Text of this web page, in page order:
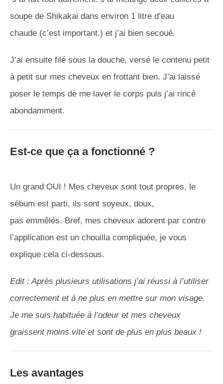
soupe de Shikakai dans environ 1 litre d’eau
chaude (c’est important.) et j’ai bien secoué.
J’ai ensuite filé sous la douche, versé le contenu petit
à petit sur mes cheveux en frottant bien. J’ai laissé
poser le temps de me laver le corps puis j’ai rincé
abondamment.
Est-ce que ça a fonctionné ?
Un grand OUI ! Mes cheveux sont tout propres, le
sébum est parti, ils sont soyeux, doux,
pas emmêlés. Bref, mes cheveux adorent par contre
l’application est un chouillacompliquée, je vous
explique cela ci-dessous.
Edit : Après plusieurs utilisations j’ai réussi à l’utiliser
correctement et à ne plus en mettre sur mon visage.
Je me suis habituée à l’odeur et mes cheveux
graissent moins vite et sont de plus en plus beaux !
Les avantages